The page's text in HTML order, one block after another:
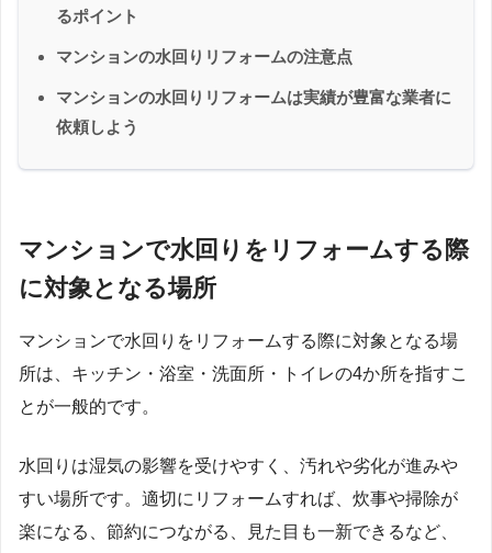
るポイント
マンションの水回りリフォームの注意点
マンションの水回りリフォームは実績が豊富な業者に
依頼しよう
マンションで水回りをリフォームする際
に対象となる場所
マンションで水回りをリフォームする際に対象となる場
所は、キッチン・浴室・洗面所・トイレの4か所を指すこ
とが一般的です。
水回りは湿気の影響を受けやすく、汚れや劣化が進みや
すい場所です。適切にリフォームすれば、炊事や掃除が
楽になる、節約につながる、見た目も一新できるなど、